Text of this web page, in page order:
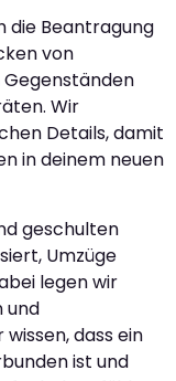
die Beantragung
von
Wir
Details, damit
in deinem neuen
geschulten
Umzüge
legen wir
und
dass ein
ist und